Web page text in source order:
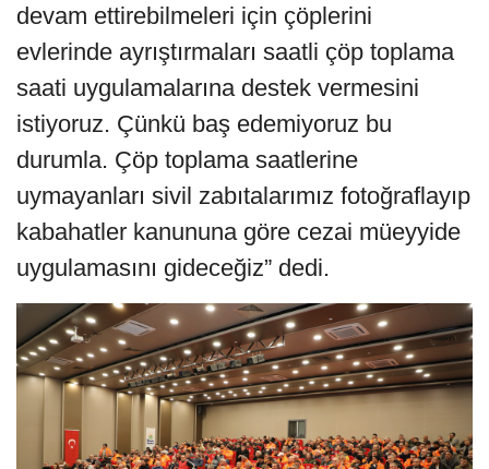
devam ettirebilmeleri için çöplerini
evlerinde ayrıştırmaları saatli çöp toplama
saati uygulamalarına destek vermesini
istiyoruz. Çünkü baş edemiyoruz bu
durumla. Çöp toplama saatlerine
uymayanları sivil zabıtalarımız fotoğraflayıp
kabahatler kanununa göre cezai müeyyide
uygulamasını gideceğiz” dedi.